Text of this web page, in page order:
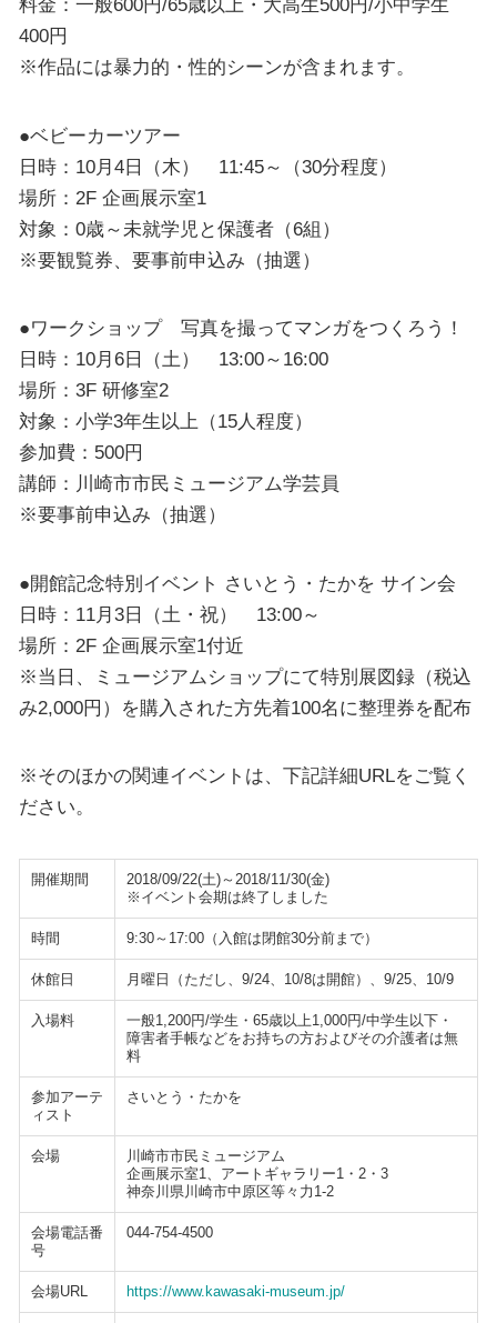
料金：一般600円/65歳以上・大高生500円/小中学生
400円
※作品には暴力的・性的シーンが含まれます。
●ベビーカーツアー
日時：10月4日（木） 11:45～（30分程度）
場所：2F 企画展示室1
対象：0歳～未就学児と保護者（6組）
※要観覧券、要事前申込み（抽選）
●ワークショップ 写真を撮ってマンガをつくろう！
日時：10月6日（土） 13:00～16:00
場所：3F 研修室2
対象：小学3年生以上（15人程度）
参加費：500円
講師：川崎市市民ミュージアム学芸員
※要事前申込み（抽選）
●開館記念特別イベント さいとう・たかを サイン会
日時：11月3日（土・祝） 13:00～
場所：2F 企画展示室1付近
※当日、ミュージアムショップにて特別展図録（税込
み2,000円）を購入された方先着100名に整理券を配布
※そのほかの関連イベントは、下記詳細URLをご覧く
ださい。
開催期間
2018/09/22(土)～2018/11/30(金)
※イベント会期は終了しました
時間 9:30～17:00（入館は閉館30分前まで）
休館日 月曜日（ただし、9/24、10/8は開館）、9/25、10/9
入場料
一般1,200円/学生・65歳以上1,000円/中学生以下・
障害者手帳などをお持ちの方およびその介護者は無
料
参加アーテ
ィスト
さいとう・たかを
会場
川崎市市民ミュージアム
企画展示室1、アートギャラリー1・2・3
神奈川県川崎市中原区等々力1-2
会場電話番
号
044-754-4500
会場URL https://www.kawasaki-museum.jp/